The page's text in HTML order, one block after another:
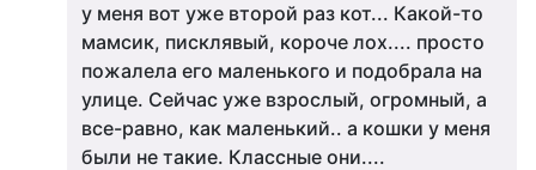
у меня вот уже второй раз кот... Какой-то
мамсик, писклявый, короче лох.... просто
пожалела его маленького и подобрала на
улице. Сейчас уже взрослый, огромный, а
все-равно, как маленький.. а кошки у меня
были не такие. Классные они....